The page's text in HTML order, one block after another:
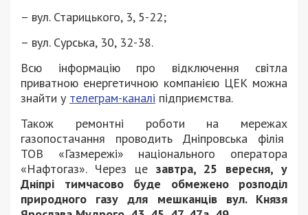
– вул. Старицького, 3, 5-22;
– вул. Сурська, 30, 32-38.
Всю інформацію про відключення світла
приватною енергетичною компанією ЦЕК можна
знайти у телеграм-каналі підприємства.
Також ремонтні роботи на мережах
газопостачання проводить Дніпровська філія
ТОВ «Газмережі» національного оператора
«Нафтогаз». Через це завтра, 25 вересня, у
Дніпрі тимчасово буде обмежено розподіл
природного газу для мешканців вул. Князя